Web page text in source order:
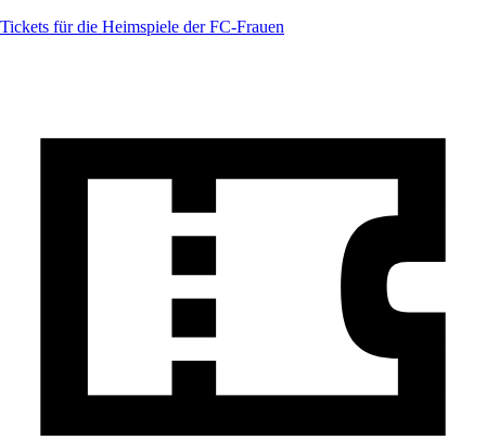
Tickets für die Heimspiele der FC-Frauen